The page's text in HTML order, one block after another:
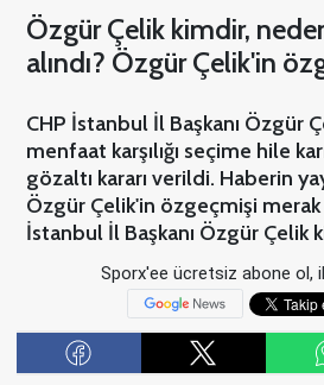
Özgür Çelik kimdir,
alındı? Özgür Çelik'in
CHP İstanbul İl Başkanı Özgür
menfaat karşılığı seçime hile
gözaltı kararı verildi. Haberin
Özgür Çelik'in özgeçmişi
İstanbul İl Başkanı Özgür Çelik
Sporx'ee ücretsiz abone ol,